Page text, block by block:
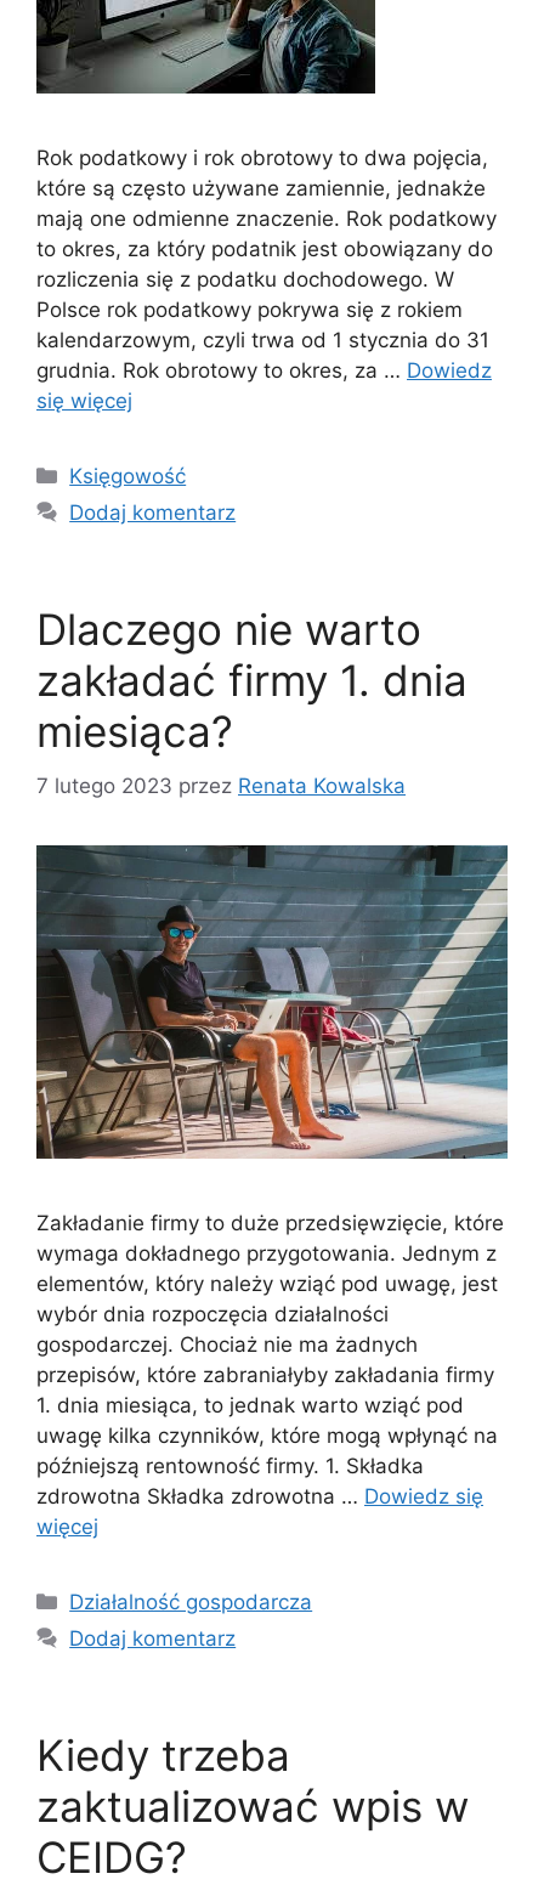
Rok podatkowy i rok obrotowy to dwa pojęcia,
które są często używane zamiennie, jednakże
mają one odmienne znaczenie. Rok podatkowy
to okres, za który podatnik jest obowiązany do
rozliczenia się z podatku dochodowego. W
Polsce rok podatkowy pokrywa się z rokiem
kalendarzowym, czyli trwa od 1 stycznia do 31
grudnia. Rok obrotowy to okres, za … Dowiedz
się więcej
Kategorie
Księgowość
Dodaj komentarz
Dlaczego nie warto
zakładać firmy 1. dnia
miesiąca?
7 lutego 2023 przez Renata Kowalska
Zakładanie firmy to duże przedsięwzięcie, które
wymaga dokładnego przygotowania. Jednym z
elementów, który należy wziąć pod uwagę, jest
wybór dnia rozpoczęcia działalności
gospodarczej. Chociaż nie ma żadnych
przepisów, które zabraniałyby zakładania firmy
1. dnia miesiąca, to jednak warto wziąć pod
uwagę kilka czynników, które mogą wpłynąć na
późniejszą rentowność firmy. 1. Składka
zdrowotna Składka zdrowotna … Dowiedz się
więcej
Kategorie
Działalność gospodarcza
Dodaj komentarz
Kiedy trzeba
zaktualizować wpis w
CEIDG?